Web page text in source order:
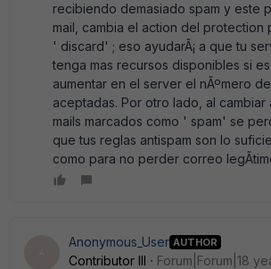
recibiendo demasiado spam y este
mail, cambia el action del
' discard' ; eso ayudarÃ¡ a que tu
tenga mas recursos disponibles si
aumentar en el server el nÃºmero
aceptadas. Por otro lado, al
mails marcados como ' spam' se
que tus reglas antispam son lo
como para no perder correo
Anonymous_User AUTHOR
Contributor III
Forum|Forum|18